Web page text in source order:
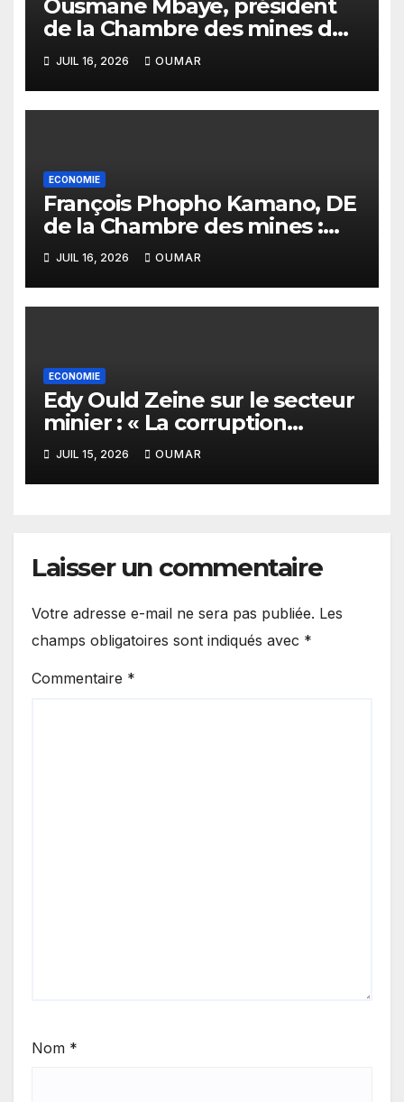
Ousmane Mbaye, président
de la Chambre des mines du
Sénégal : « C’est l’Etat qui doit
assurer le financement des
infrastructures »
JUIL 16, 2026 OUMAR
ECONOMIE
François Phopho Kamano, DE
de la Chambre des mines :
« la Guinée est aujourd’hui la
meilleure des destinations »
JUIL 16, 2026 OUMAR
ECONOMIE
Edy Ould Zeine sur le secteur
minier : « La corruption
n’existe pas en Mauritanie »
JUIL 15, 2026 OUMAR
Laisser un commentaire
Votre adresse e-mail ne sera pas publiée. Les
champs obligatoires sont indiqués avec *
Commentaire *
Nom *